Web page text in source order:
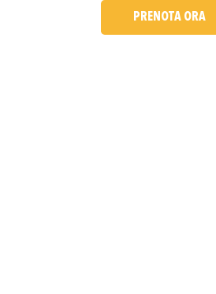
PRENOTA ORA